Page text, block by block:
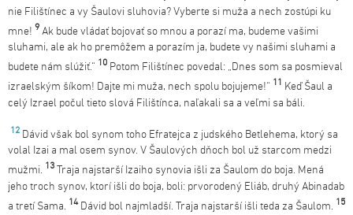
nie Filištínec a vy Šaulovi sluhovia? Vyberte si muža a nech zostúpi ku
mne! 9 Ak bude vládať bojovať so mnou a porazí ma, budeme vašimi
sluhami, ale ak ho premôžem a porazím ja, budete vy našimi sluhami a
budete nám slúžiť.“ 10 Potom Filištínec povedal: „Dnes som sa posmieval
izraelským šíkom! Dajte mi muža, nech spolu bojujeme!“ 11 Keď Šaul a
celý Izrael počul tieto slová Filištínca, naľakali sa a veľmi sa báli.
12 Dávid však bol synom toho Efratejca z judského Betlehema, ktorý sa
volal Izai a mal osem synov. V Šaulových dňoch bol už starcom medzi
mužmi. 13 Traja najstarší Izaiho synovia išli za Šaulom do boja. Mená
jeho troch synov, ktorí išli do boja, boli: prvorodený Eliáb, druhý Abinadab
a tretí Sama. 14 Dávid bol najmladší. Traja najstarší išli teda za Šaulom. 15